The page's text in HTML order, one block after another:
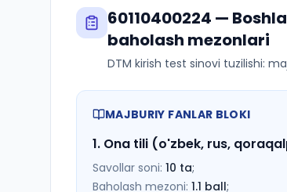
60110400224 —
baholash mezonlari
DTM kirish test sinovi tuzilishi:
MAJBURIY FANLAR BLOKI
1. Ona tili (o'zbek, rus,
Savollar soni: 10 ta;
Baholash mezoni: 1.1 ball;